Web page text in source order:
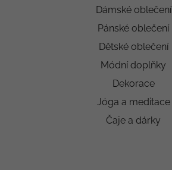
Dámské oblečení
Pánské oblečení
Dětské oblečení
Módní doplňky
Dekorace
Jóga a meditace
Čaje a dárky